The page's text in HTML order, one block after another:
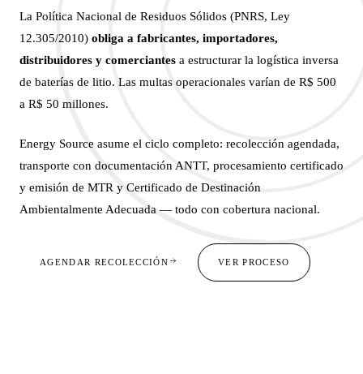
La Política Nacional de Residuos Sólidos (PNRS, Ley
12.305/2010) obliga a fabricantes, importadores,
distribuidores y comerciantes a estructurar la logística inversa
de baterías de litio. Las multas operacionales varían de R$ 500
a R$ 50 millones.
Energy Source asume el ciclo completo: recolección agendada,
transporte con documentación ANTT, procesamiento certificado
y emisión de MTR y Certificado de Destinación
Ambientalmente Adecuada — todo con cobertura nacional.
AGENDAR RECOLECCIÓN VER PROCESO